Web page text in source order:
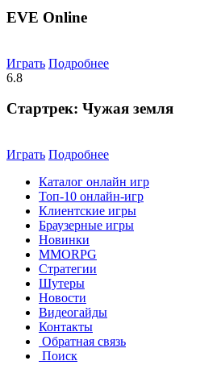
EVE Online
Играть Подробнее
6.8
Стартрек: Чужая земля
Играть Подробнее
Каталог онлайн игр
Топ-10 онлайн-игр
Клиентские игры
Браузерные игры
Новинки
MMORPG
Стратегии
Шутеры
Новости
Видеогайды
Контакты
Обратная связь
Поиск